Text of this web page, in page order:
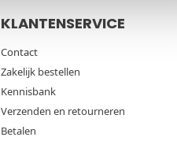
KLANTENSERVICE
Contact
Zakelijk bestellen
Kennisbank
Verzenden en retourneren
Betalen